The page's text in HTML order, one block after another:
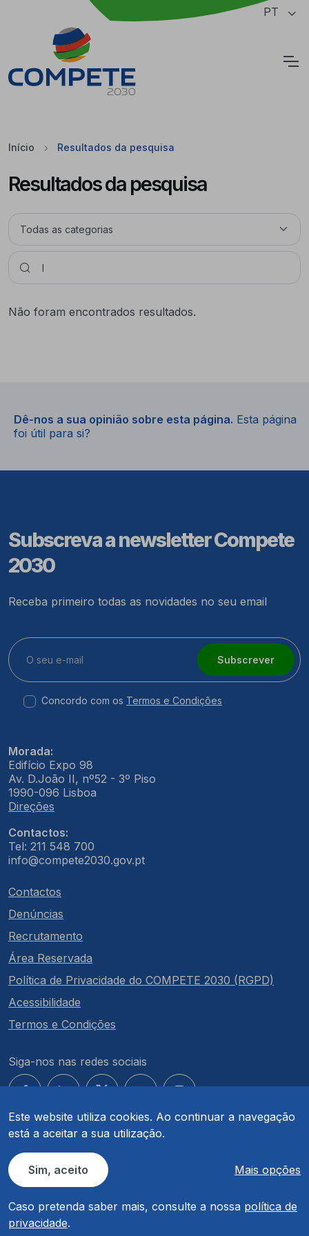
Saltar para o conteúdo principal da página PT
Este website utiliza cookies. Ao continuar a navegação
está a aceitar a sua utilização.
Sim, aceito Mais opções
Caso pretenda saber mais, consulte a nossa política de
privacidade.
Início Resultados da pesquisa
Resultados da pesquisa
Não foram encontrados resultados.
Dê-nos a sua opinião sobre esta página. Esta página
foi útil para si?
Subscreva a newsletter Compete
2030
Receba primeiro todas as novidades no seu email
Subscrever
Concordo com os Termos e Condições
Morada:
Edifício Expo 98
Av. D.João II, nº52 - 3º Piso
1990-096 Lisboa
Direções
Contactos:
Tel: 211 548 700
info@compete2030.gov.pt
Contactos
Denúncias
Recrutamento
Área Reservada
Política de Privacidade do COMPETE 2030 (RGPD)
Acessibilidade
Termos e Condições
Siga-nos nas redes sociais
© COMPETE 2030. Todos os direitos reservados.